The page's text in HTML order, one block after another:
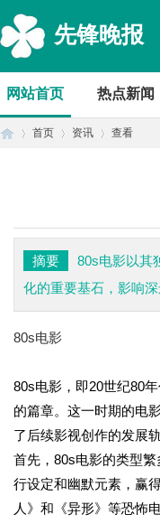
先锋晚报
网站首页 热点新闻
首页 资讯 查看
摘要
80s电影以其
化的重要基石，影响深
80s电影
80s电影，即20世纪80
的篇章。这一时期的电
了后续影视创作的发展轨
首先，80s电影的类型
行设定和幽默元素，赢
人》和《异形》等恐怖